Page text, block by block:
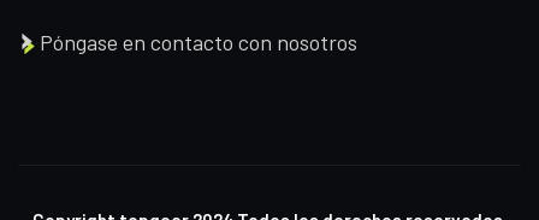
Póngase en contacto con nosotros